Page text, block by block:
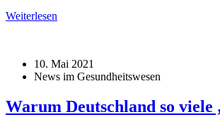
Weiterlesen
10. Mai 2021
News im Gesundheitswesen
Warum Deutschland so